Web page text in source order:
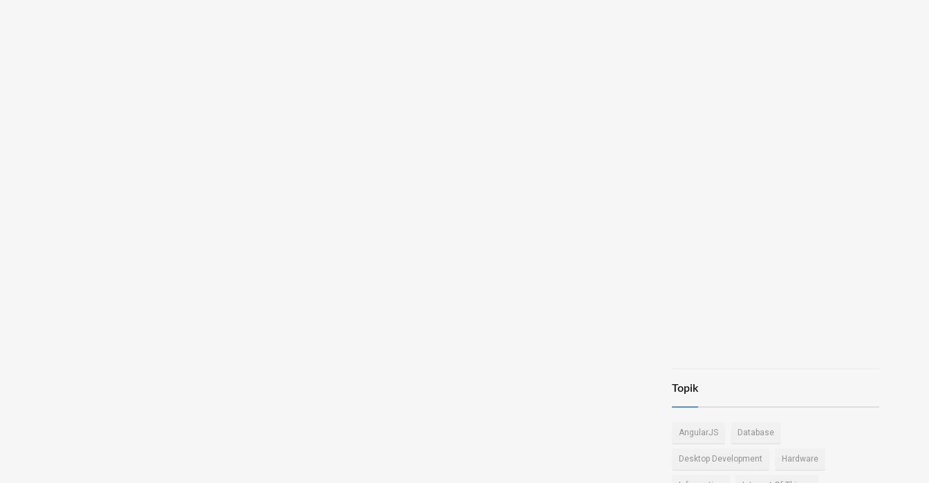
Topik
AngularJS Database
Desktop Development Hardware